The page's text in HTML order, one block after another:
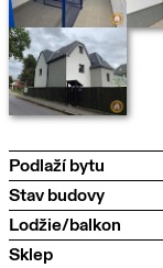
Podlaží bytu
Stav budovy
Lodžie/balkon
Sklep